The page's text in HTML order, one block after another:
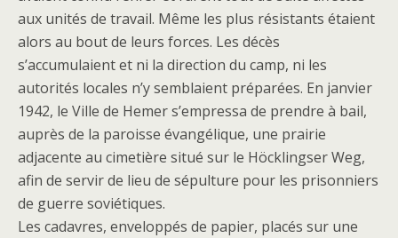
aux unités de travail. Même les plus résistants étaient
alors au bout de leurs forces. Les décès
s’accumulaient et ni la direction du camp, ni les
autorités locales n’y semblaient préparées. En janvier
1942, le Ville de Hemer s’empressa de prendre à bail,
auprès de la paroisse évangélique, une prairie
adjacente au cimetière situé sur le Höcklingser Weg,
afin de servir de lieu de sépulture pour les prisonniers
de guerre soviétiques.
Les cadavres, enveloppés de papier, placés sur une